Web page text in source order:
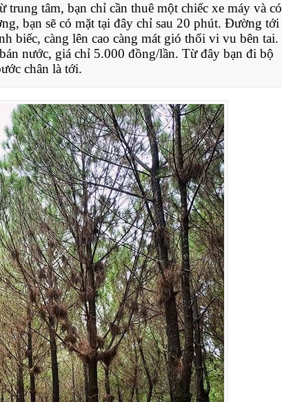
tâm, bạn chỉ cần thuê một chiếc xe máy và có
bạn sẽ có mặt tại đây chỉ sau 20 phút. Đường tới
biếc, càng lên cao càng mát gió thổi vi vu bên tai.
nước, giá chỉ 5.000 đồng/lần. Từ đây bạn đi bộ
chân là tới.